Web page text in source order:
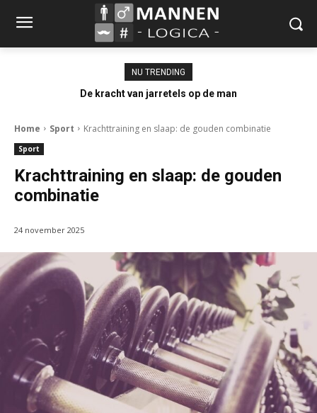
NU TRENDING
De kracht van jarretels op de man
Home Sport Krachttraining en slaap: de gouden combinatie
Sport
Krachttraining en slaap: de gouden
combinatie
24 november 2025